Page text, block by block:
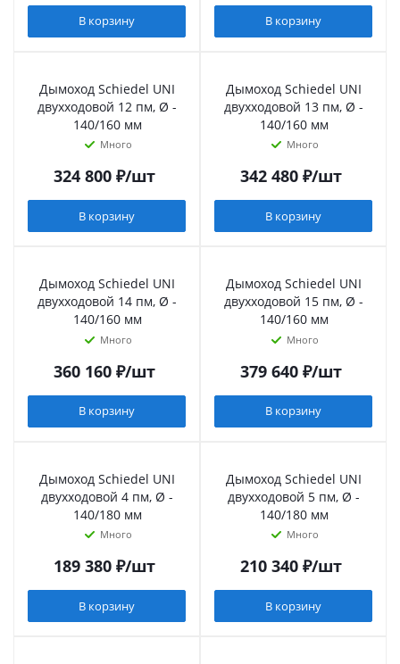
В корзину В корзину
Дымоход Schiedel UNI
двухходовой 12 пм, Ø -
140/160 мм
Много
324 800₽/шт
В корзину
Дымоход Schiedel UNI
двухходовой 13 пм, Ø -
140/160 мм
Много
342 480₽/шт
В корзину
Дымоход Schiedel UNI
двухходовой 14 пм, Ø -
140/160 мм
Много
360 160₽/шт
В корзину
Дымоход Schiedel UNI
двухходовой 15 пм, Ø -
140/160 мм
Много
379 640₽/шт
В корзину
Дымоход Schiedel UNI
двухходовой 4 пм, Ø -
140/180 мм
Много
189 380₽/шт
В корзину
Дымоход Schiedel UNI
двухходовой 5 пм, Ø -
140/180 мм
Много
210 340₽/шт
В корзину